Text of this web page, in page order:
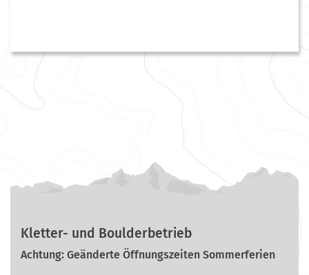
Kletter- und Boulderbetrieb
Achtung: Geänderte Öffnungszeiten Sommerferien